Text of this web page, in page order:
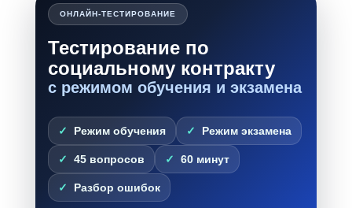
ОНЛАЙН-ТЕСТИРОВАНИЕ
Тестирование по
социальному контракту
с режимом обучения и экзамена
Режим обучения Режим экзамена
45 вопросов 60 минут
Разбор ошибок